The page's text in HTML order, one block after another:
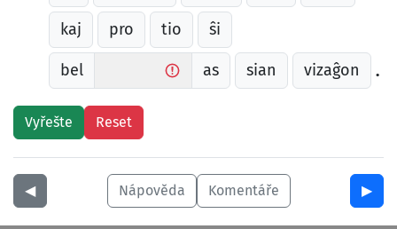
kaj pro tio ŝi
bel as sian vizaĝon .
◀︎ Nápověda Komentáře ▶︎